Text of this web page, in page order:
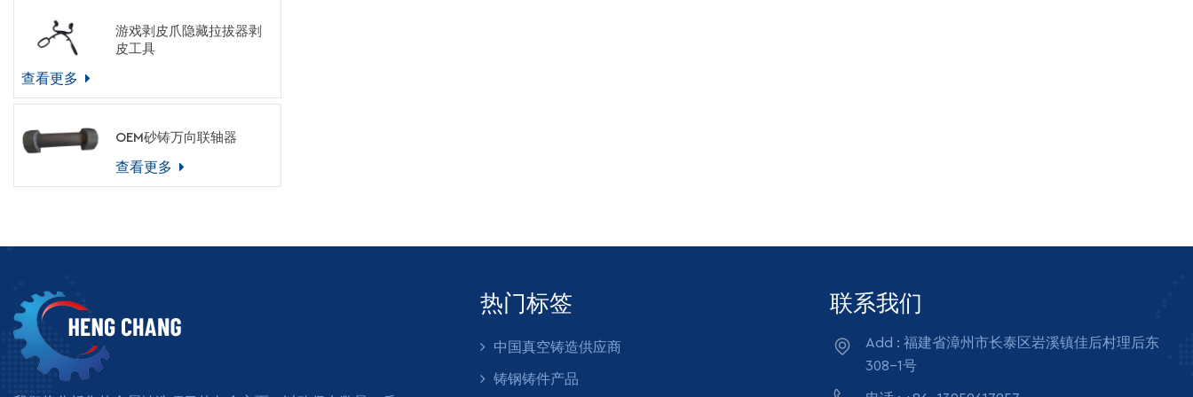
游戏剥皮爪隐藏拉拔器剥
皮工具
查看更多
OEM砂铸万向联轴器
查看更多
热门标签
中国真空铸造供应商
铸钢铸件产品
联系我们
Add : 福建省漳州市长泰区岩溪镇佳后村理后东
308-1号